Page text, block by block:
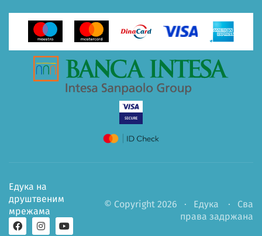
© Copyright 2026 · Едука · Сва
права задржана
Едука на
друштвеним
мрежама